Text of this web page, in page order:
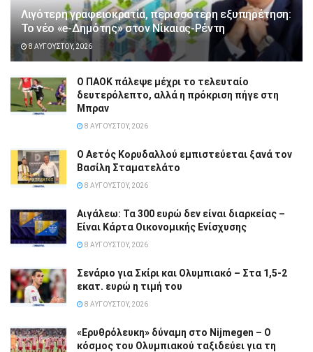
Λιγότερη γραφειοκρατία, περισσότερη εξυπηρέτηση:
Το νέο «e-Δημότης» στον Νίκαιας-Ρέντη
8 ΑΥΓΟΎΣΤΟΥ, 2026
Ο ΠΑΟΚ πάλεψε μέχρι το τελευταίο
δευτερόλεπτο, αλλά η πρόκριση πήγε στη
Μπραν
8 ΑΥΓΟΎΣΤΟΥ, 2026
Ο Αετός Κορυδαλλού εμπιστεύεται ξανά τον
Βασίλη Σταματελάτο
8 ΑΥΓΟΎΣΤΟΥ, 2026
Αιγάλεω: Τα 300 ευρώ δεν είναι διαρκείας –
Είναι Κάρτα Οικονομικής Ενίσχυσης
8 ΑΥΓΟΎΣΤΟΥ, 2026
Σενάριο για Σκίρι και Ολυμπιακό – Στα 1,5-2
εκατ. ευρώ η τιμή του
8 ΑΥΓΟΎΣΤΟΥ, 2026
«Ερυθρόλευκη» δύναμη στο Nijmegen – Ο
κόσμος του Ολυμπιακού ταξιδεύει για τη